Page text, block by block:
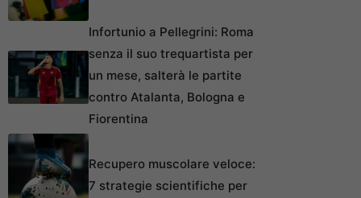
Infortunio a Pellegrini: Roma
senza il suo trequartista per
un mese, salterà le partite
contro Atalanta, Bologna e
Fiorentina
Recupero muscolare veloce:
7 strategie scientifiche per